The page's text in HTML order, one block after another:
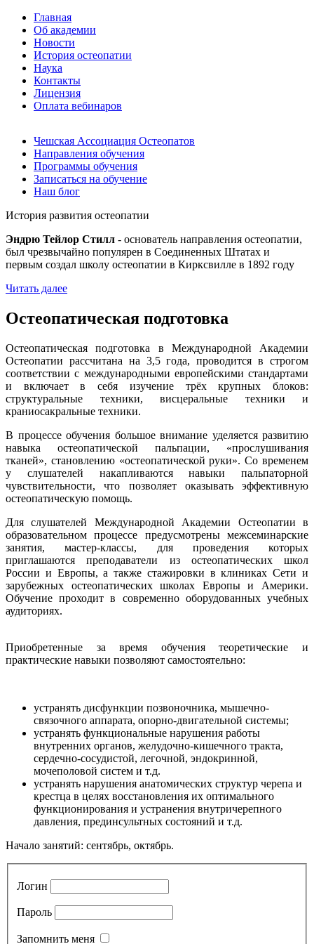
Главная
Об академии
Новости
История остеопатии
Наука
Контакты
Лицензия
Оплата вебинаров
Чешская Ассоциация Остеопатов
Направления обучения
Программы обучения
Записаться на обучение
Наш блог
История развития остеопатии
Эндрю Тейлор Стилл - основатель направления остеопатии,
был чрезвычайно популярен в Соединенных Штатах и
первым создал школу остеопатии в Кирксвилле в 1892 году
Читать далее
Остеопатическая подготовка
Остеопатическая подготовка в Международной Академии
Остеопатии рассчитана на 3,5 года, проводится в строгом
соответствии с международными европейскими стандартами
и включает в себя изучение трёх крупных блоков:
структуральные техники, висцеральные техники и
краниосакральные техники.
В процессе обучения большое внимание уделяется развитию
навыка остеопатической пальпации, «прослушивания
тканей», становлению «остеопатической руки». Со временем
у слушателей накапливаются навыки пальпаторной
чувствительности, что позволяет оказывать эффективную
остеопатическую помощь.
Для слушателей Международной Академии Остеопатии в
образовательном процессе предусмотрены межсеминарские
занятия, мастер-классы, для проведения которых
приглашаются преподаватели из остеопатических школ
России и Европы, а также стажировки в клиниках Сети и
зарубежных остеопатических школах Европы и Америки.
Обучение проходит в современно оборудованных учебных
аудиториях.
Приобретенные за время обучения теоретические и
практические навыки позволяют самостоятельно:
устранять дисфункции позвоночника, мышечно-
связочного аппарата, опорно-двигательной системы;
устранять функциональные нарушения работы
внутренних органов, желудочно-кишечного тракта,
сердечно-сосудистой, легочной, эндокринной,
мочеполовой систем и т.д.
устранять нарушения анатомических структур черепа и
крестца в целях восстановления их оптимального
функционирования и устранения внутричерепного
давления, прединсультных состояний и т.д.
Начало занятий: сентябрь, октябрь.
Логин
Пароль
Запомнить меня